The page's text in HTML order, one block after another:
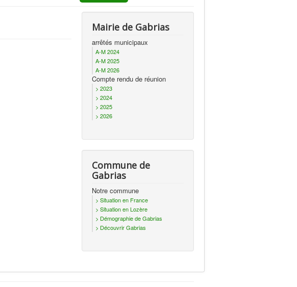
Mairie de Gabrias
arrêtés municipaux
A-M 2024
A-M 2025
A-M 2026
Compte rendu de réunion
> 2023
> 2024
> 2025
> 2026
Commune de
Gabrias
Notre commune
> Situation en France
> Situation en Lozère
> Démographie de Gabrias
> Découvrir Gabrias